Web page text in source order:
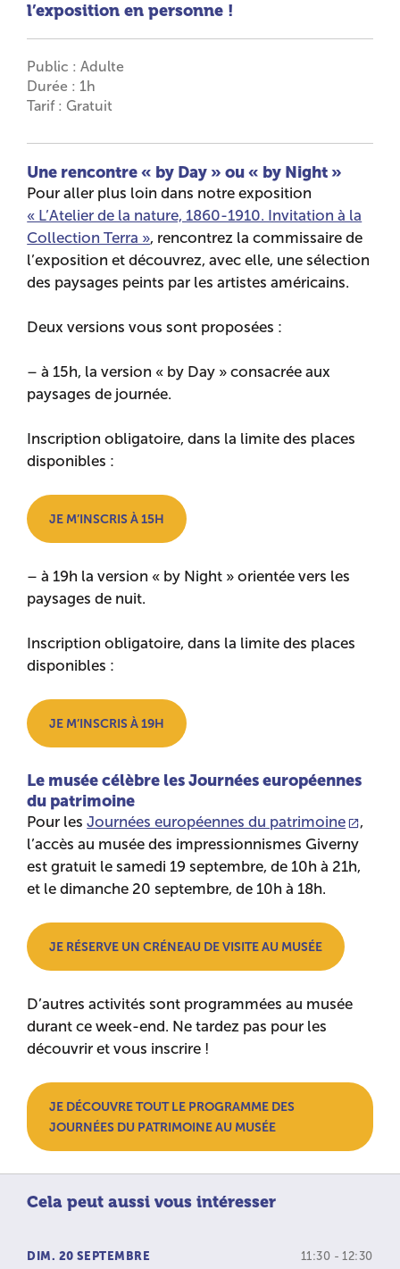
l’exposition en personne !
Public : Adulte
Durée : 1h
Tarif : Gratuit
Une rencontre « by Day » ou « by Night »
Pour aller plus loin dans notre exposition
« L’Atelier de la nature, 1860-1910. Invitation à la
Collection Terra », rencontrez la commissaire de
l’exposition et découvrez, avec elle, une sélection
des paysages peints par les artistes américains.
Deux versions vous sont proposées :
– à 15h, la version « by Day » consacrée aux
paysages de journée.
Inscription obligatoire, dans la limite des places
disponibles :
JE M’INSCRIS À 15H
– à 19h la version « by Night » orientée vers les
paysages de nuit.
Inscription obligatoire, dans la limite des places
disponibles :
JE M’INSCRIS À 19H
Le musée célèbre les Journées européennes
du patrimoine
Pour lesJournées européennes du patrimoine
,
l’accès au musée des impressionnismes Giverny
est gratuit le samedi 19 septembre, de 10h à 21h,
et le dimanche 20 septembre, de 10h à 18h.
JE RÉSERVE UN CRÉNEAU DE VISITE AU MUSÉE
D’autres activités sont programmées au musée
durant ce week-end. Ne tardez pas pour les
découvrir et vous inscrire !
JE DÉCOUVRE TOUT LE PROGRAMME DES
JOURNÉES DU PATRIMOINE AU MUSÉE
Cela peut aussi vous intéresser
DIM. 20 SEPTEMBRE 11:30 - 12:30